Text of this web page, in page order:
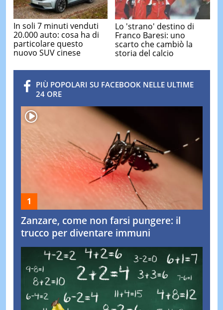
In soli 7 minuti venduti
20.000 auto: cosa ha di
particolare questo
nuovo SUV cinese
Lo 'strano' destino di
Franco Baresi: uno
scarto che cambiò la
storia del calcio
PIÙ POPOLARI SU FACEBOOK NELLE ULTIME
24 ORE
Zanzare, come non farsi pungere: il
trucco per diventare immuni